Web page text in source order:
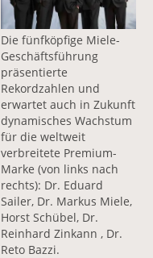
Die fünfköpfige Miele-
Geschäftsführung
präsentierte
Rekordzahlen und
erwartet auch in Zukunft
dynamisches Wachstum
für die weltweit
verbreitete Premium-
Marke (von links nach
rechts): Dr. Eduard
Sailer, Dr. Markus Miele,
Horst Schübel, Dr.
Reinhard Zinkann , Dr.
Reto Bazzi.